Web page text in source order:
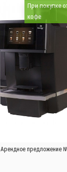
При покупке
кофе
Арендное предложение